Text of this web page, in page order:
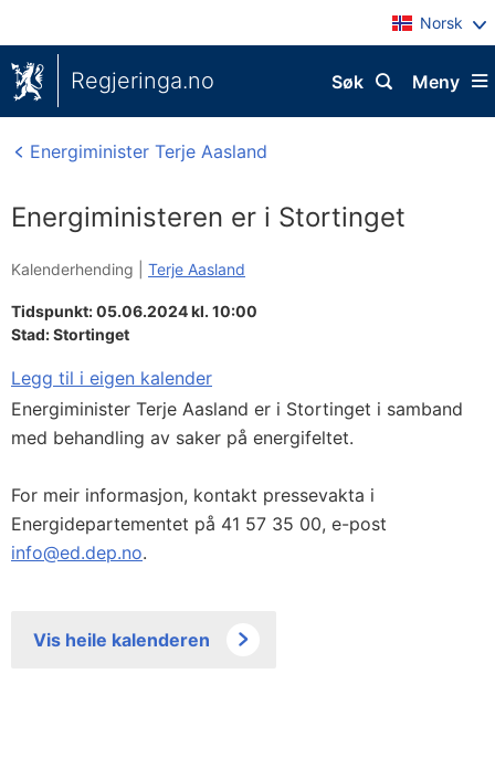
Norsk
Regjeringa.no Meny
Søk
Energiminister Terje Aasland
Energiministeren er i Stortinget
Kalenderhending | Terje Aasland
Tidspunkt: 05.06.2024 kl. 10:00
Stad:Stortinget
Legg til i eigen kalender
Energiminister Terje Aasland er i Stortinget i samband
med behandling av saker på energifeltet.
For meir informasjon, kontakt pressevakta i
Energidepartementet på 41 57 35 00, e-post
info@ed.dep.no.
Vis heile kalenderen